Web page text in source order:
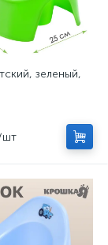
зеленый,
шт